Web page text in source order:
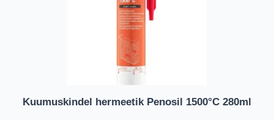
Kuumuskindel hermeetik Penosil 1500°C 280ml